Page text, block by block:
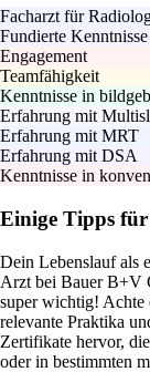
Facharzt für
Fundierte
Engagement
Teamfähigkeit
Kenntnisse in
Erfahrung mit
Erfahrung mit MRT
Erfahrung mit DSA
Kenntnisse in
Einige Tipps
Dein Lebenslauf als
Arzt bei Bauer B+V
super wichtig! Achte
relevante Praktika
Zertifikate hervor,
oder in bestimmten